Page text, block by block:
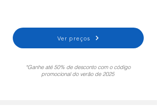
Ver preços
*Ganhe até 50% de desconto com o código
promocional do verão de 2025